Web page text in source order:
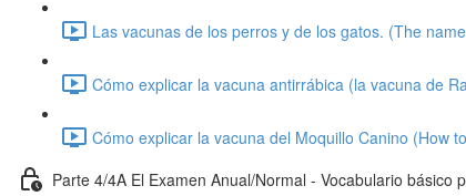
Las vacunas de los perros y de los gatos. (The
Cómo explicar la vacuna antirrábica (la vacuna de
Cómo explicar la vacuna del Moquillo Canino (How
Parte 4/4A El Examen Anual/Normal - Vocabulario